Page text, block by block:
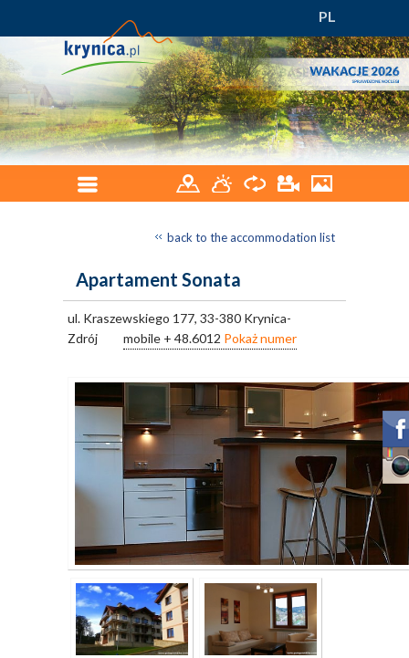
PL
back to the accommodation list
Apartament Sonata
ul. Kraszewskiego 177, 33-380 Krynica-
Zdrój
mobile + 48.6012 Pokaż numer